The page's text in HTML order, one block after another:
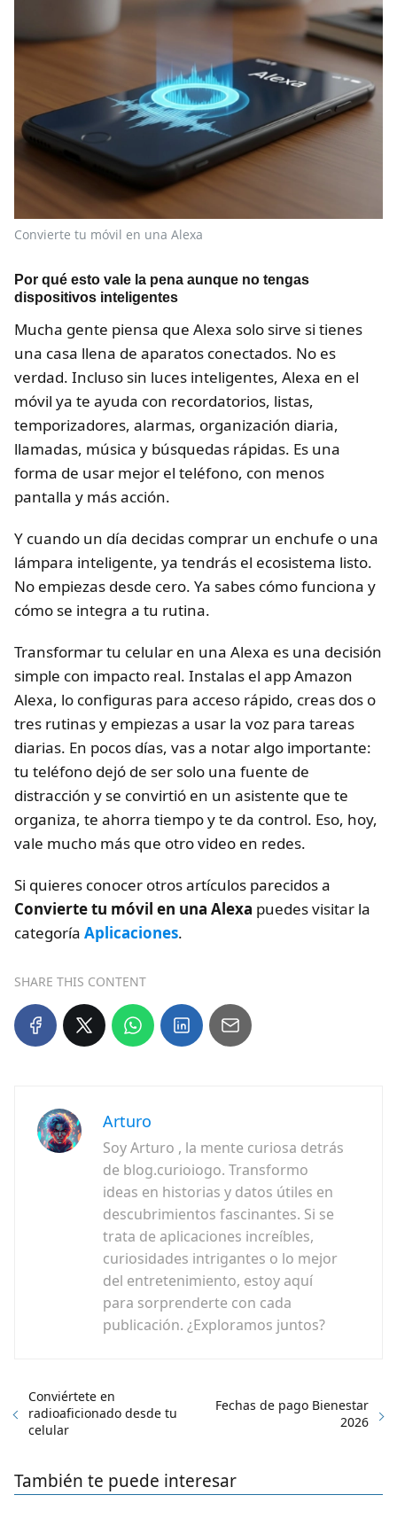
Convierte tu móvil en una Alexa
Por qué esto vale la pena aunque no tengas
dispositivos inteligentes
Mucha gente piensa que Alexa solo sirve si tienes
una casa llena de aparatos conectados. No es
verdad. Incluso sin luces inteligentes, Alexa en el
móvil ya te ayuda con recordatorios, listas,
temporizadores, alarmas, organización diaria,
llamadas, música y búsquedas rápidas. Es una
forma de usar mejor el teléfono, con menos
pantalla y más acción.
Y cuando un día decidas comprar un enchufe o una
lámpara inteligente, ya tendrás el ecosistema listo.
No empiezas desde cero. Ya sabes cómo funciona y
cómo se integra a tu rutina.
Transformar tu celular en una Alexa es una decisión
simple con impacto real. Instalas el app Amazon
Alexa, lo configuras para acceso rápido, creas dos o
tres rutinas y empiezas a usar la voz para tareas
diarias. En pocos días, vas a notar algo importante:
tu teléfono dejó de ser solo una fuente de
distracción y se convirtió en un asistente que te
organiza, te ahorra tiempo y te da control. Eso, hoy,
vale mucho más que otro video en redes.
Si quieres conocer otros artículos parecidos a
Convierte tu móvil en una Alexa puedes visitar la
categoría Aplicaciones.
SHARE THIS CONTENT
Arturo
Soy Arturo , la mente curiosa detrás
de blog.curioiogo. Transformo
ideas en historias y datos útiles en
descubrimientos fascinantes. Si se
trata de aplicaciones increíbles,
curiosidades intrigantes o lo mejor
del entretenimiento, estoy aquí
para sorprenderte con cada
publicación. ¿Exploramos juntos?
Conviértete en
radioaficionado desde tu
celular
Fechas de pago Bienestar
2026
También te puede interesar